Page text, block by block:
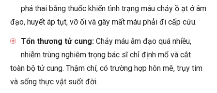
phá thai bằng thuốc khiến tình trạng máu chảy ồ ạt ở âm
đạo, huyết áp tụt, vỡ ối và gây mất máu phải đi cấp cứu.
Tổn thương tử cung: Chảy máu âm đạo quá nhiều,
nhiễm trùng nghiêm trọng bác sĩ chỉ định mổ và cắt
toàn bộ tử cung. Thậm chí, có trường hợp hôn mê, trụy tim
và sống thực vật suốt đời.